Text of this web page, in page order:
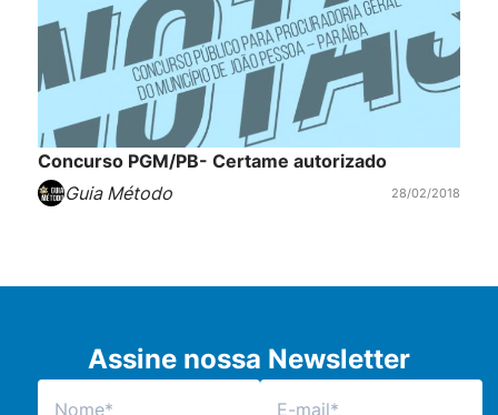
Concurso PGM/PB- Certame autorizado
Guia Método
28/02/2018
Assine nossa Newsletter